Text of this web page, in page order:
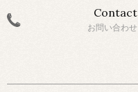
Contact
お問い合わせ